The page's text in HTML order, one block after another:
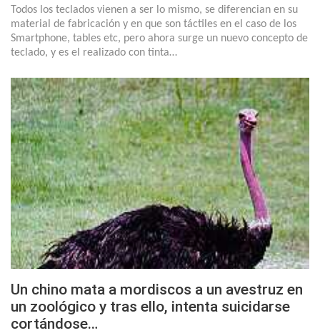
Todos los teclados vienen a ser lo mismo, se diferencian en su
material de fabricación y en que son táctiles en el caso de los
Smartphone, tables etc, pero ahora surge un nuevo concepto de
teclado, y es el realizado con tinta…
Un chino mata a mordiscos a un avestruz en
un zoológico y tras ello, intenta suicidarse
cortándose…